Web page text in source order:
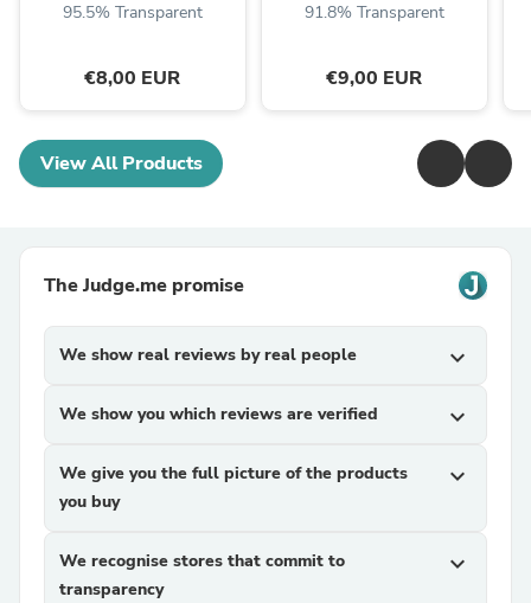
95.5% Transparent
€8,00 EUR
91.8% Transparent
€9,00 EUR
View All Products
The Judge.me promise
We show real reviews by real people expand_more
We show you which reviews are verified expand_more
We give you the full picture of the products
you buy
expand_more
We recognise stores that commit to
transparency
expand_more